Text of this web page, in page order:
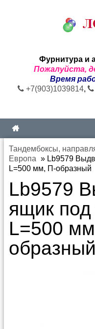
Фурнитура и
Пожалуйста,
Время
+7(903)1039814,
Тандембоксы,
Европа » Lb9579
L=500 мм, П-образный
Lb9579
ящик
L=500
образный